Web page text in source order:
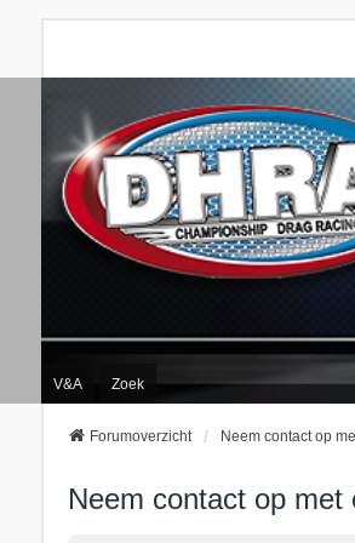
V&A Zoek
Forumoverzicht Neem contact op
Neem contact op met